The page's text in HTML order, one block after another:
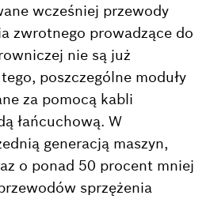
wcześniej przewody
zwrotnego prowadzące do
nie są już
poszczególne moduły
za pomocą kabli
łańcuchową. W
generacją maszyn,
o ponad 50 procent mniej
sprzężenia